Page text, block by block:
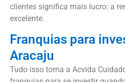
clientes significa mais lucro: a
excelente.
Franquias para
Aracaju
Tudo isso torna a Acvida